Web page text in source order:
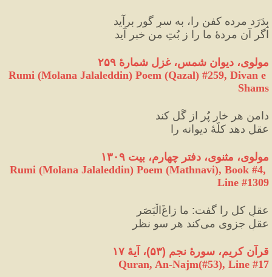
بِدَرَد مرده کفن را، به سرِ گور برآید
اگر آن مردهٔ ما را ز بُتِ من خبر آید
مولوی، دیوان شمس، غزل شمارهٔ ۲۵۹
Rumi (Molana Jalaleddin) Poem (Qazal) #259, Divan e
Shams
دامنِ هر خار پُر از گُل کند
عقل دهد کلّهٔ دیوانه را
مولوی، مثنوی، دفتر چهارم، بیت ۱۳۰۹
Rumi (Molana Jalaleddin) Poem (Mathnavi), Book #4,
Line #1309
عقلِ کل را گفت: ما زاغَ‌الْبَصَر
عقلِ جزوی می‌کند هر سو نظر
قرآن کریم، سورهٔ نجم (۵۳)، آیهٔ ۱۷
Quran, An-Najm(#53), Line #17